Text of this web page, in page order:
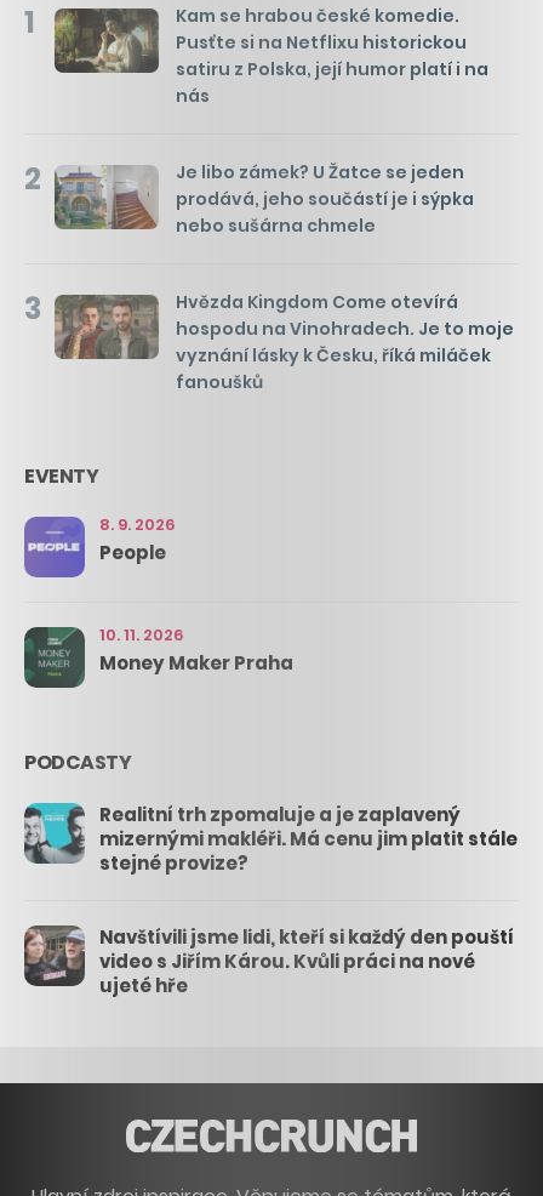
1
Kam se hrabou české komedie.
Pusťte si na Netflixu historickou
satiru z Polska, její humor platí i na
nás
2
Je libo zámek? U Žatce se jeden
prodává, jeho součástí je i sýpka
nebo sušárna chmele
3
Hvězda Kingdom Come otevírá
hospodu na Vinohradech. Je to moje
vyznání lásky k Česku, říká miláček
fanoušků
EVENTY
8. 9. 2026
People
10. 11. 2026
Money Maker Praha
PODCASTY
Realitní trh zpomaluje a je zaplavený
mizernými makléři. Má cenu jim platit stále
stejné provize?
Navštívili jsme lidi, kteří si každý den pouští
video s Jiřím Károu. Kvůli práci na nové
ujeté hře